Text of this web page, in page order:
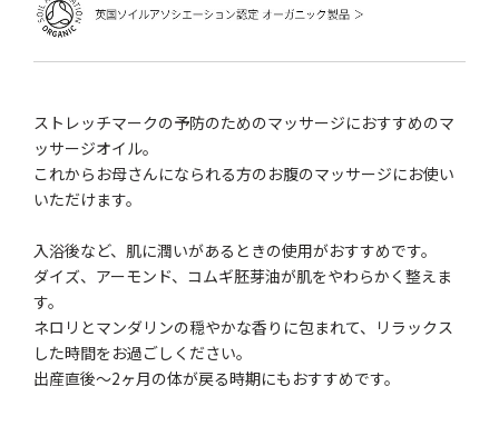
ストレッチマークの予防のためのマッサージにおすすめのマ
ッサージオイル。
これからお母さんになられる方のお腹のマッサージにお使い
いただけます。
入浴後など、肌に潤いがあるときの使用がおすすめです。
ダイズ、アーモンド、コムギ胚芽油が肌をやわらかく整えま
す。
ネロリとマンダリンの穏やかな香りに包まれて、リラックス
した時間をお過ごしください。
出産直後～2ヶ月の体が戻る時期にもおすすめです。